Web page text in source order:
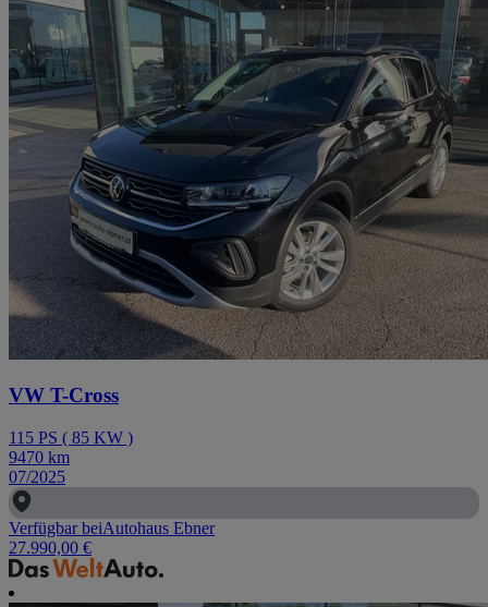
VW T-Cross
115 PS ( 85 KW )
9470 km
07/2025
Verfügbar beiAutohaus Ebner
27.990,00 €